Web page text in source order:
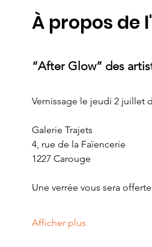
À propos de
“After Glow” des
Vernissage le jeudi 2 juillet
Galerie Trajets
4, rue de la Faïencerie
1227 Carouge
Une verrée vous sera
Afficher plus